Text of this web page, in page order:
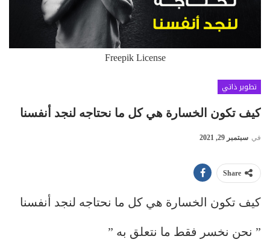
Freepik License
تطوير ذاتي
كيف تكون الخسارة هي كل ما نحتاجه لنجد أنفسنا
في سبتمبر 29, 2021
Share
كيف تكون الخسارة هي كل ما نحتاجه لنجد أنفسنا
” نحن نخسر فقط ما نتعلق به ”